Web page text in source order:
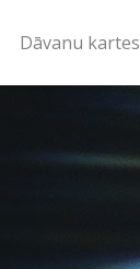
Dāvanu kartes